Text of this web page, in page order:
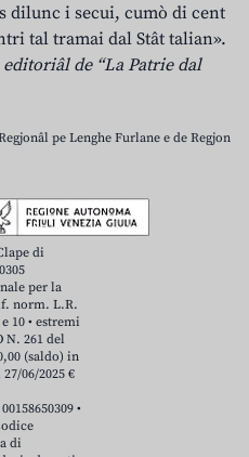
dilunc i secui, cumò di cent
tal tramai dal Stât talian».
de “La Patrie dal
pe Lenghe Furlane e de Regjon
di
per la
norm. L.R.
10 • estremi
N. 261 del
(saldo) in
06/2025 €
•
di